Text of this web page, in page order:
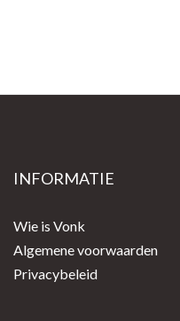
INFORMATIE
Wie is Vonk
Algemene voorwaarden
Privacybeleid